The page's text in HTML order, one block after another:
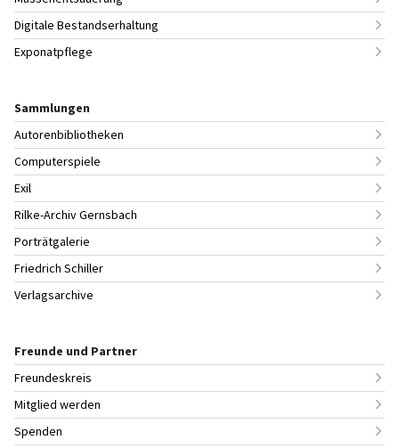
Digitale Bestandserhaltung
Exponatpflege
Sammlungen
Autorenbibliotheken
Computerspiele
Exil
Rilke-Archiv Gernsbach
Porträtgalerie
Friedrich Schiller
Verlagsarchive
Freunde und Partner
Freundeskreis
Mitglied werden
Spenden